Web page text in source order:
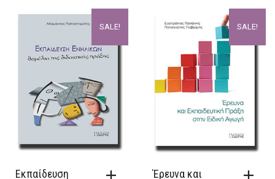
27,04€.
13,40€.
IS:
10,72€.
SALE!
Εκπαίδευση
SALE!
Έρευνα και